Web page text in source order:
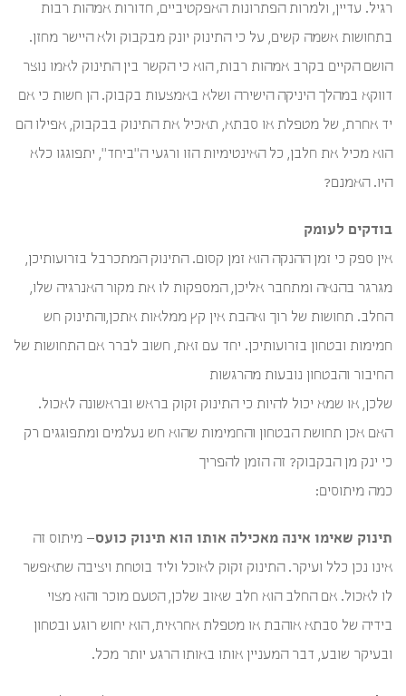
רגיל. עדיין, ולמרות הפתרונות האפקטיביים, חדורות אמהות רבות
בתחושות אשמה קשים, על כי התינוק יונק מבקבוק ולא היישר מחזן.
הושם הקיים בקרב אמהות רבות, הוא כי הקשר בין התינוק לאמו נוצר
דווקא במהלך היניקה הישירה ושלא באמצעות בקבוק. הן חשות כי אם
יד אחרת, של מטפלת או סבתא, תאכיל את התינוק בבקבוק, אפילו הם
הוא מכיל את חלבן, כל האינטימיות הזו ורגעי ה"ביחד", יתפוגגו כלא
היו. האמנם?
בודקים לעומק
אין ספק כי זמן ההנקה הוא זמן קסום. התינוק המתכרבל בזרועותיכן,
מגרגר בהנאה ומתחבר אליכן, המספקות לו את מקור האנרגיה שלו,
החלב. תחושות של רוך ואהבת אין קץ ממלאות אתכן,והתינוק חש
חמימות ובטחון בזרועותיכן. יחד עם זאת, חשוב לברר אם התחושות של
החיבור והבטחון נובעות מהרגשות
שלכן, או שמא יכול להיות כי התינוק זקוק בראש ובראשונה לאכול.
האם אכן תחושת הבטחון והחמימות שהוא חש נעלמים ומתפוגגים רק
כי ינק מן הבקבוק? זה הזמן להפריך
כמה מיתוסים:
תינוק שאימו אינה מאכילה אותו הוא תינוק כועס– מיתוס זה
אינו נכן כלל ועיקר. התינוק זקוק לאוכל וליד בוטחת ויציבה שתאפשר
לו לאכול. אם החלב הוא חלב שאוב שלכן, הטעם מוכר והוא מצוי
בידיה של סבתא אוהבת או מטפלת אחראית, הוא יחוש רוגע ובטחון
ובעיקר שובע, דבר המעניין אותו באותו הרגע יותר מכל.